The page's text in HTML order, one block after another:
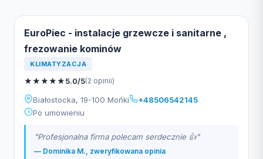
EuroPiec - instalacje grzewcze i sanitarne ,
frezowanie kominów
KLIMATYZACJA
★★★★★5.0/5(2 opinii)
Białostocka, 19-100 Mońki
+48506542145
Po umowieniu
"Profesjonalna firma polecam serdecznie 👍"
— Dominika M., zweryfikowana opinia